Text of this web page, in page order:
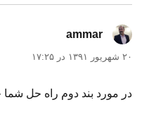
ammar
۲۰ شهریور ۱۳۹۱ در ۱۷:۲۵
در مورد بند دوم راه حل